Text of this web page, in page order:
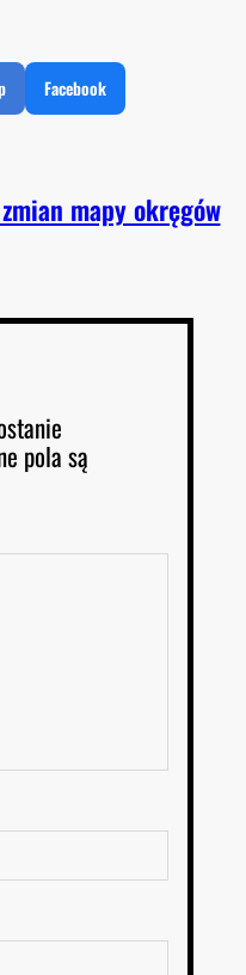
Facebook
mapy okręgów
pola są